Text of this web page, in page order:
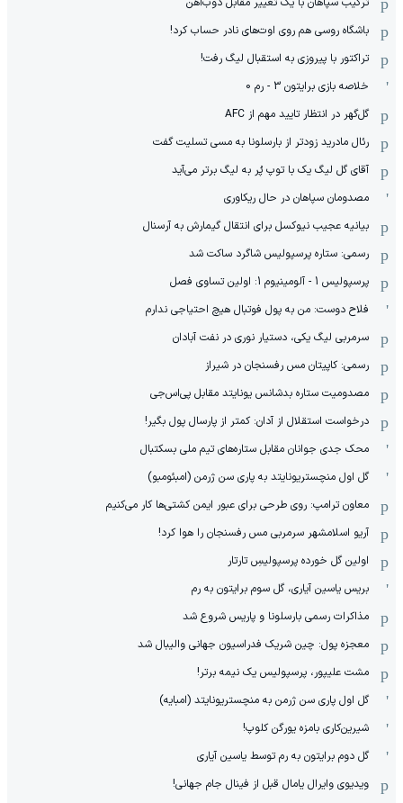
باشگاه روسی هم روی اوت‌های نادر حساب کرد!
تراکتور با پیروزی به استقبال لیگ رفت!
خلاصه بازی برایتون 3 - رم 0
گل‌گهر در انتظار تایید مهم از ‌AFC
رئال مادرید زودتر از بارسلونا به مسی تسلیت گفت
آقای گل لیگ یک با توپ پُر به لیگ برتر می‌آید
مصدومان سپاهان در حال ریکاوری
بیانیه عجیب نیوکسل برای انتقال گیمارش به آرسنال
رسمی: ستاره پرسپولیس شاگرد ساکت شد
پرسپولیس 1 - آلومینیوم 1: اولین تساوی فصل
فلاح دوست: من به پول فوتبال هیچ احتیاجی ندارم
سرمربی لیگ یکی، دستیار نوری در نفت آبادان
رسمی: کاپیتان مس رفسنجان در شیراز
مصدومیت ستاره بدشانس یونایتد مقابل پی‌اس‌جی
درخواست استقلال از آدان: کمتر از پارسال پول بگیر!
محک جدی ‌جوانان مقابل ستاره‌های تیم ملی بسکتبال
گل اول منچستریونایتد به پاری سن ژرمن (امبئومبو)
معاون ترامپ: روی طرحی برای عبور ایمن کشتی‌ها کار می‌کنیم
آریو اسلامشهر سرمربی مس رفسنجان را هوا کرد!
اولین گل خورده پرسپولیسِ تارتار
بریس یاسین آیاری، گل سوم برایتون به رم
مذاکرات رسمی بارسلونا و پاریس شروع شد
معجزه پول: چین شریک فدراسیون جهانی والیبال شد
مشت علیپور، پرسپولیس یک نیمه برتر!
گل اول پاری سن ژرمن به منچستریونایتد (امبایه)
شیرین‌کاری بامزه یورگن کلوپ!
گل دوم برایتون به رم توسط یاسین آیاری
ویدیوی وایرال یامال قبل از فینال جام جهانی!